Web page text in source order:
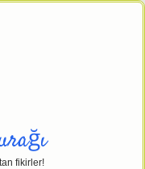
fikirler!